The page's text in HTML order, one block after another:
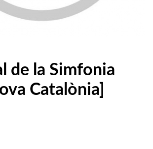
de la Simfonia
Catalònia]